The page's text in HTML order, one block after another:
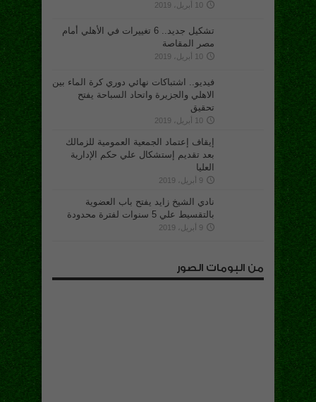
10 أبريل، 2019
تشكيل جديد.. 6 تغييرات في الأهلي أمام
مصر المقاصة
10 أبريل، 2019
فيديو.. اشتباكات نهائي دوري كرة الماء بين
الاهلي والجزيرة واتحاد السباحة يفتح
تحقيق
10 أبريل، 2019
إيقاف إعتماد الجمعية العمومية للزمالك
بعد تقديم إستشكال علي حكم الإدارية
العليا
9 أبريل، 2019
نادي الشيخ زايد يفتح باب العضوية
بالتقسيط علي 5 سنوات لفترة محدودة
9 أبريل، 2019
من البومات الصور